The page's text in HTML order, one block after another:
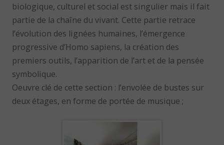
biologique, culturel et social est singulier mais il fait
partie de la chaîne du vivant. Cette partie retrace
l’évolution des lignées humaines, l’émergence
progressive d’Homo sapiens, la création des
premiers outils, l’apparition de l’art et de la pensée
symbolique.
Oeuvre clé de cette section : l’envolée de bustes sur
deux étages, en forme de portée de musique ;